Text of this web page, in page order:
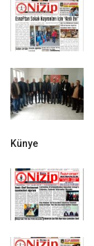
Künye